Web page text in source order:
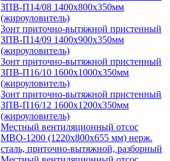
ЗПВ-П14/08 1400х800х350мм
(жироуловитель)
Зонт приточно-вытяжной пристенный
ЗПВ-П14/09 1400х900х350мм
(жироуловитель)
Зонт приточно-вытяжной пристенный
ЗПВ-П16/10 1600х1000х350мм
(жироуловитель)
Зонт приточно-вытяжной пристенный
ЗПВ-П16/12 1600х1200х350мм
(жироуловитель)
Местный вентиляционный отсос
МВО-1200 (1220х800х655 мм) нерж.
сталь, приточно-вытяжной, разборный